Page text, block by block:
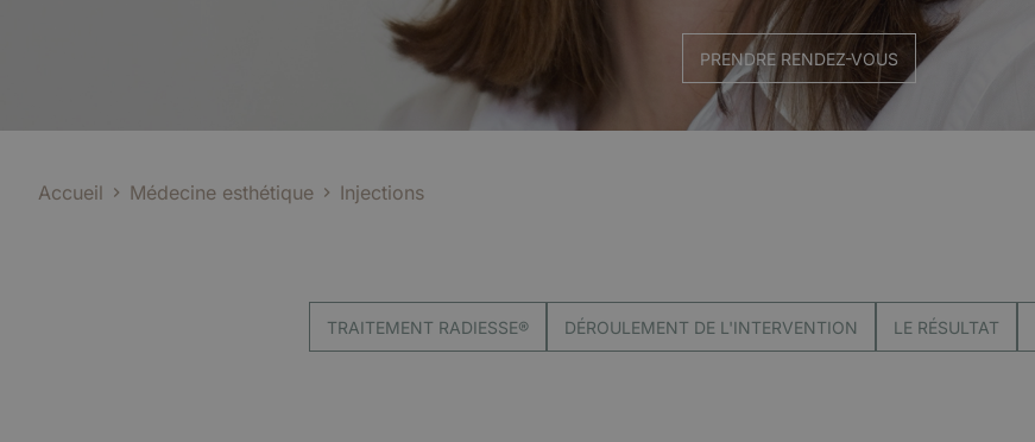
PRENDRE RENDEZ-VOUS
Accueil Médecine esthétique Injections
TRAITEMENT RADIESSE® DÉROULEMENT DE L'INTERVENTION LE RÉSULTAT